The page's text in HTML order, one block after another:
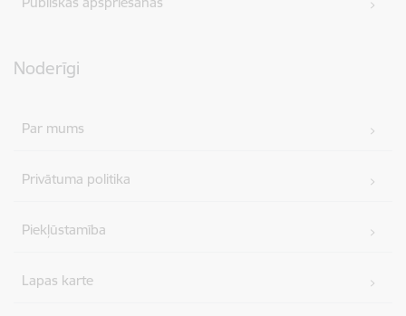
Noderīgi
Par mums
Privātuma politika
Piekļūstamība
Lapas karte